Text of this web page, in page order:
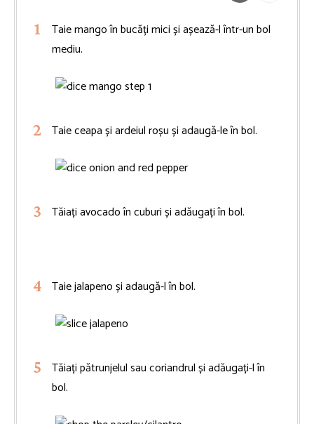
Taie mango în bucăți mici și așează-l într-un bol
mediu.
Taie ceapa și ardeiul roșu și adaugă-le în bol.
Tăiați avocado în cuburi și adăugați în bol.
Taie jalapeno și adaugă-l în bol.
Tăiați pătrunjelul sau coriandrul și adăugați-l în
bol.